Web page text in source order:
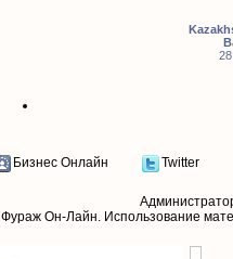
Бизнес Онлайн Twitter
Фураж Он-Лайн. Использование